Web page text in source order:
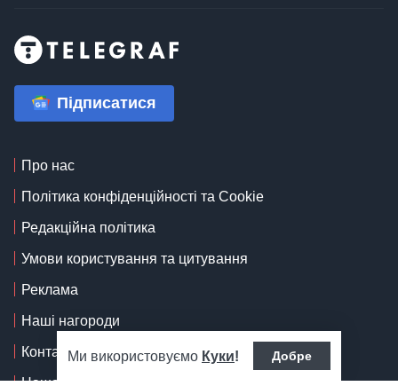
Ми використовуємо Куки! Добре
Підписатися
Про нас
Політика конфіденційності та Cookie
Редакційна політика
Умови користування та цитування
Реклама
Наші нагороди
Контакти
Наша команда